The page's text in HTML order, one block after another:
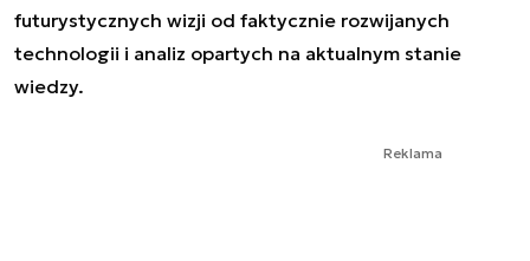
futurystycznych wizji od faktycznie rozwijanych
technologii i analiz opartych na aktualnym stanie
wiedzy.
Reklama